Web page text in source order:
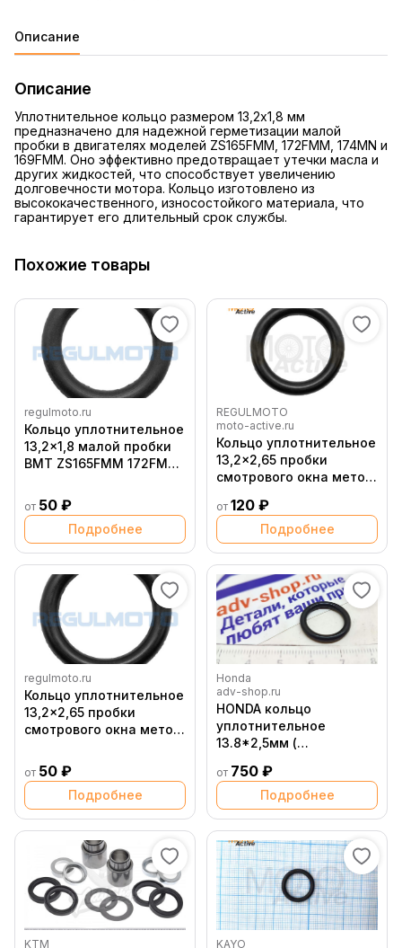
Описание
Описание
Уплотнительное кольцо размером 13,2x1,8 мм
предназначено для надежной герметизации малой
пробки в двигателях моделей ZS165FMM, 172FMM, 174MN и
169FMM. Оно эффективно предотвращает утечки масла и
других жидкостей, что способствует увеличению
долговечности мотора. Кольцо изготовлено из
высококачественного, износостойкого материала, что
гарантирует его длительный срок службы.
Похожие товары
regulmoto.ru
Кольцо уплотнительное
13,2x1,8 малой пробки
ВМТ ZS165FMM 172FMM/
от 50 ₽
Подробнее
REGULMOTO
moto-active.ru
Кольцо уплотнительное
13,2x2,65 пробки
смотрового окна меток
(NC250)/NC450
от 120 ₽
Подробнее
regulmoto.ru
Кольцо уплотнительное
13,2x2,65 пробки
смотрового окна меток
(NC250)/NC450 +
от 50 ₽
Подробнее
Honda
adv-shop.ru
HONDA кольцо
уплотнительное
13.8*2,5мм (
91303377000 )
от 750 ₽
Подробнее
KTM KAYO